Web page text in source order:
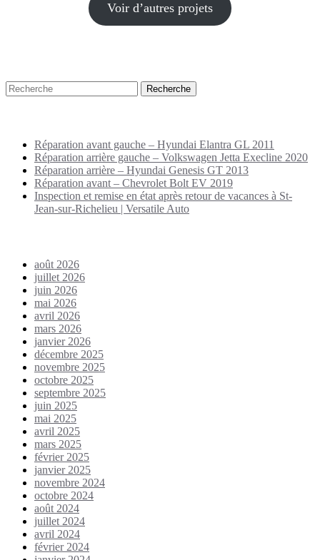
Voir d’autres projets
Réparation avant gauche – Hyundai Elantra GL 2011
Réparation arrière gauche – Volkswagen Jetta Execline 2020
Réparation arrière – Hyundai Genesis GT 2013
Réparation avant – Chevrolet Bolt EV 2019
Inspection et remise en état après retour de vacances à St-
Jean-sur-Richelieu | Versatile Auto
août 2026
juillet 2026
juin 2026
mai 2026
avril 2026
mars 2026
janvier 2026
décembre 2025
novembre 2025
octobre 2025
septembre 2025
juin 2025
mai 2025
avril 2025
mars 2025
février 2025
janvier 2025
novembre 2024
octobre 2024
août 2024
juillet 2024
avril 2024
février 2024